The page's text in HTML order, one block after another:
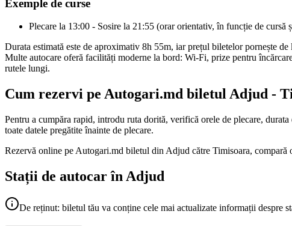
Exemple de curse
Plecare la 13:00 - Sosire la 21:55 (orar orientativ, în funcție de cursă
Durata estimată este de aproximativ 8h 55m, iar prețul biletelor pornește de
Multe autocare oferă facilități moderne la bord: Wi-Fi, prize pentru
rutele lungi.
Cum rezervi pe Autogari.md biletul Adjud -
Pentru a cumpăra rapid, introdu ruta dorită, verifică orele de plecare,
toate datele pregătite înainte de plecare.
Rezervă online pe Autogari.md biletul din Adjud către Timisoara,
Stații de autocar în Adjud
De reținut: biletul tău va conține cele mai actualizate informații despre